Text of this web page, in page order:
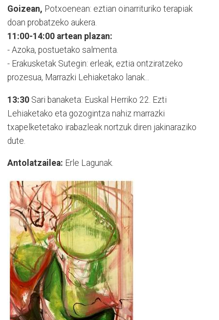
Goizean, Potxoenean: eztian oinarrituriko terapiak
doan probatzeko aukera.
11:00-14:00 artean plazan:
- Azoka, postuetako salmenta.
- Erakusketak Sutegin: erleak, eztia ontziratzeko
prozesua, Marrazki Lehiaketako lanak...
13:30 Sari banaketa: Euskal Herriko 22. Ezti
Lehiaketako eta gozogintza nahiz marrazki
txapelketetako irabazleak nortzuk diren jakinaraziko
dute.
Antolatzailea: Erle Lagunak.